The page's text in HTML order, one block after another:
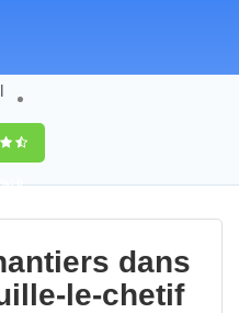
0
dans
le-chetif